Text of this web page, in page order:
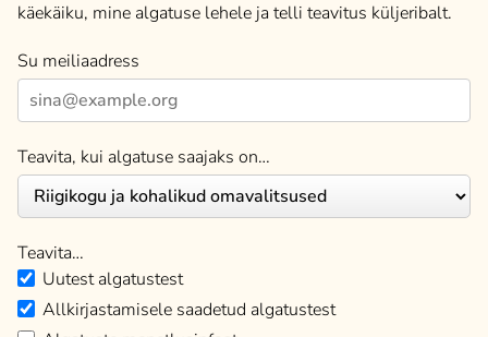
käekäiku, mine algatuse lehele ja telli teavitus küljeribalt.
Su meiliaadress
Teavita, kui algatuse saajaks on…
Teavita…
Uutest algatustest
Allkirjastamisele saadetud algatustest